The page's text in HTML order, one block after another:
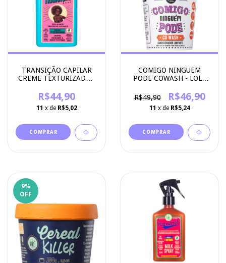
TRANSIÇÃO CAPILAR
CREME TEXTURIZADOR
COSMETICOS
R$44,90
11 x de R$5,02
COMIGO NINGUEM
PODE COWASH - LOLA
R$49,90
R$46,90
11 x de R$5,24
9%
OFF